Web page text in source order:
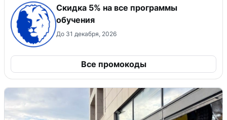
Скидка 5% на все программы
обучения
До 31 декабря, 2026
Все промокоды